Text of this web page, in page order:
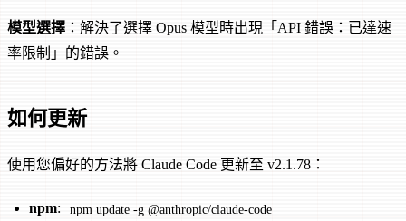
模型選擇 ：解決了選擇 Opus 模型時出現「API 錯誤：已達速
率限制」的錯誤。
如何更新
使用您偏好的方法將 Claude Code 更新至 v2.1.78：
npm: npm update -g @anthropic/claude-code